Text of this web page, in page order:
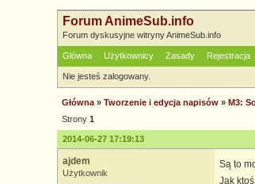
Forum AnimeSub.info
Forum dyskusyjne witryny AnimeSub.info
Główna Użytkownicy Zasady Rejestracja
Nie jesteś zalogowany.
Główna » Tworzenie i edycja napisów » M3:
Strony 1
2014-06-27 17:19:13
ajdem
Użytkownik
Są to
Jak